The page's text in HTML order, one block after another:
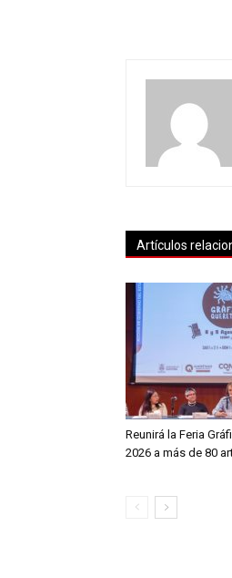
Artículos
Reunirá la Feria
2026 a más de 80